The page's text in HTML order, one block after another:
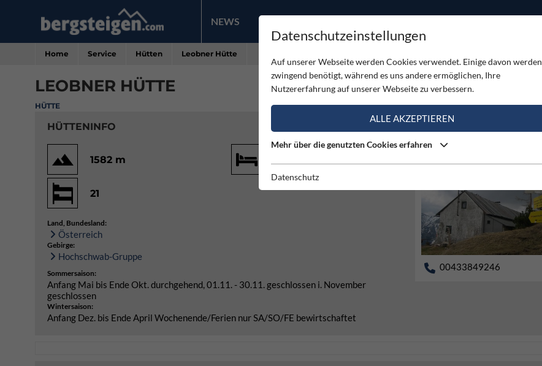
NEWS PRODUKTE
Home Service Hütten Leobner Hütte
LEOBNER HÜTTE
HÜTTE
HÜTTENINFO
00433849246
1582 m
21
Land, Bundesland:
Österreich
Gebirge:
Hochschwab-Gruppe
Sommersaison:
Anfang Mai bis Ende Okt. durchgehend, 01.11. - 30.11. geschlossen i. November
geschlossen
Wintersaison:
Anfang Dez. bis Ende April Wochenende/Ferien nur SA/SO/FE bewirtschaftet
Datenschutzeinstellungen
Auf unserer Webseite werden Cookies verwendet. Einige davon werden
zwingend benötigt, während es uns andere ermöglichen, Ihre
Nutzererfahrung auf unserer Webseite zu verbessern.
ALLE AKZEPTIEREN
Mehr über die genutzten Cookies erfahren
Datenschutz